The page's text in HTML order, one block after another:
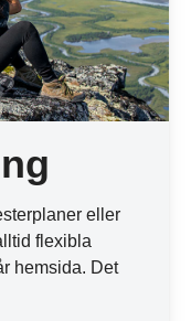
eller
flexibla
hemsida. Det